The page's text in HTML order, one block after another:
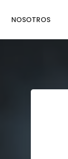
NOSOTROS